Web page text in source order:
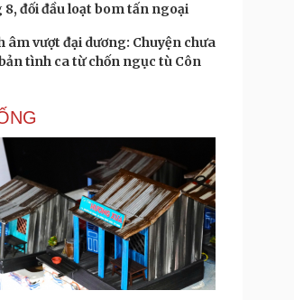
đối đầu loạt bom tấn ngoại
âm vượt đại dương: Chuyện chưa
tình ca từ chốn ngục tù Côn